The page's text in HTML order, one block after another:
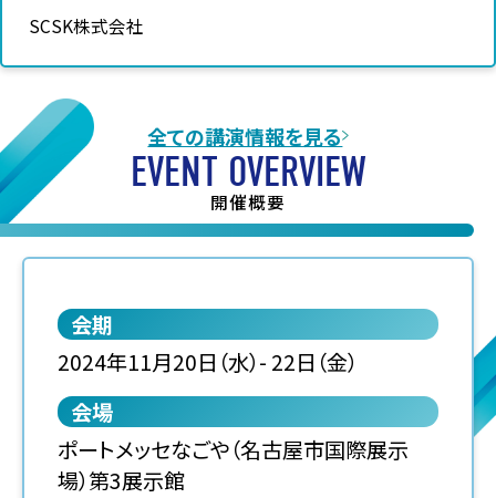
SCSK株式会社
全ての講演情報を見る
EVENT OVERVIEW
開催概要
会期
2024年11月20日（水）- 22日（金）
会場
ポートメッセなごや（名古屋市国際展示
場）第3展示館